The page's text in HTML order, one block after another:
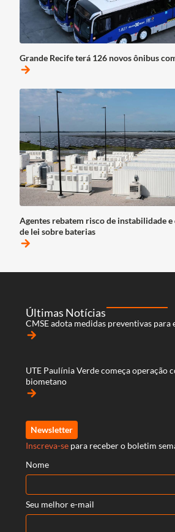
Grande Recife terá 126 novos ônibus
arrow_forward
Agentes rebatem risco de instabilidade
de lei sobre baterias
arrow_forward
Últimas Notícias
CMSE adota medidas preventivas
arrow_forward
UTE Paulínia Verde começa operação
biometano
arrow_forward
Newsletter
Inscreva-se para receber o boletim
Nome
Seu melhor e-mail